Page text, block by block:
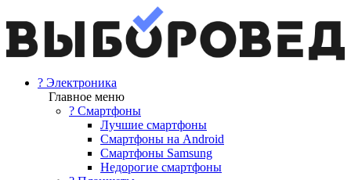
? Электроника
Главное меню
? Смартфоны
Лучшие смартфоны
Смартфоны на Android
Смартфоны Samsung
Недорогие смартфоны